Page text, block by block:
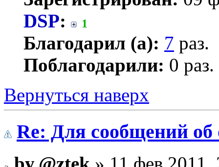
DSP: 1
Благодарил (а): 7 раз.
Поблагодарили: 0 раз.
Вернуться наверх
Re: Для сообщений